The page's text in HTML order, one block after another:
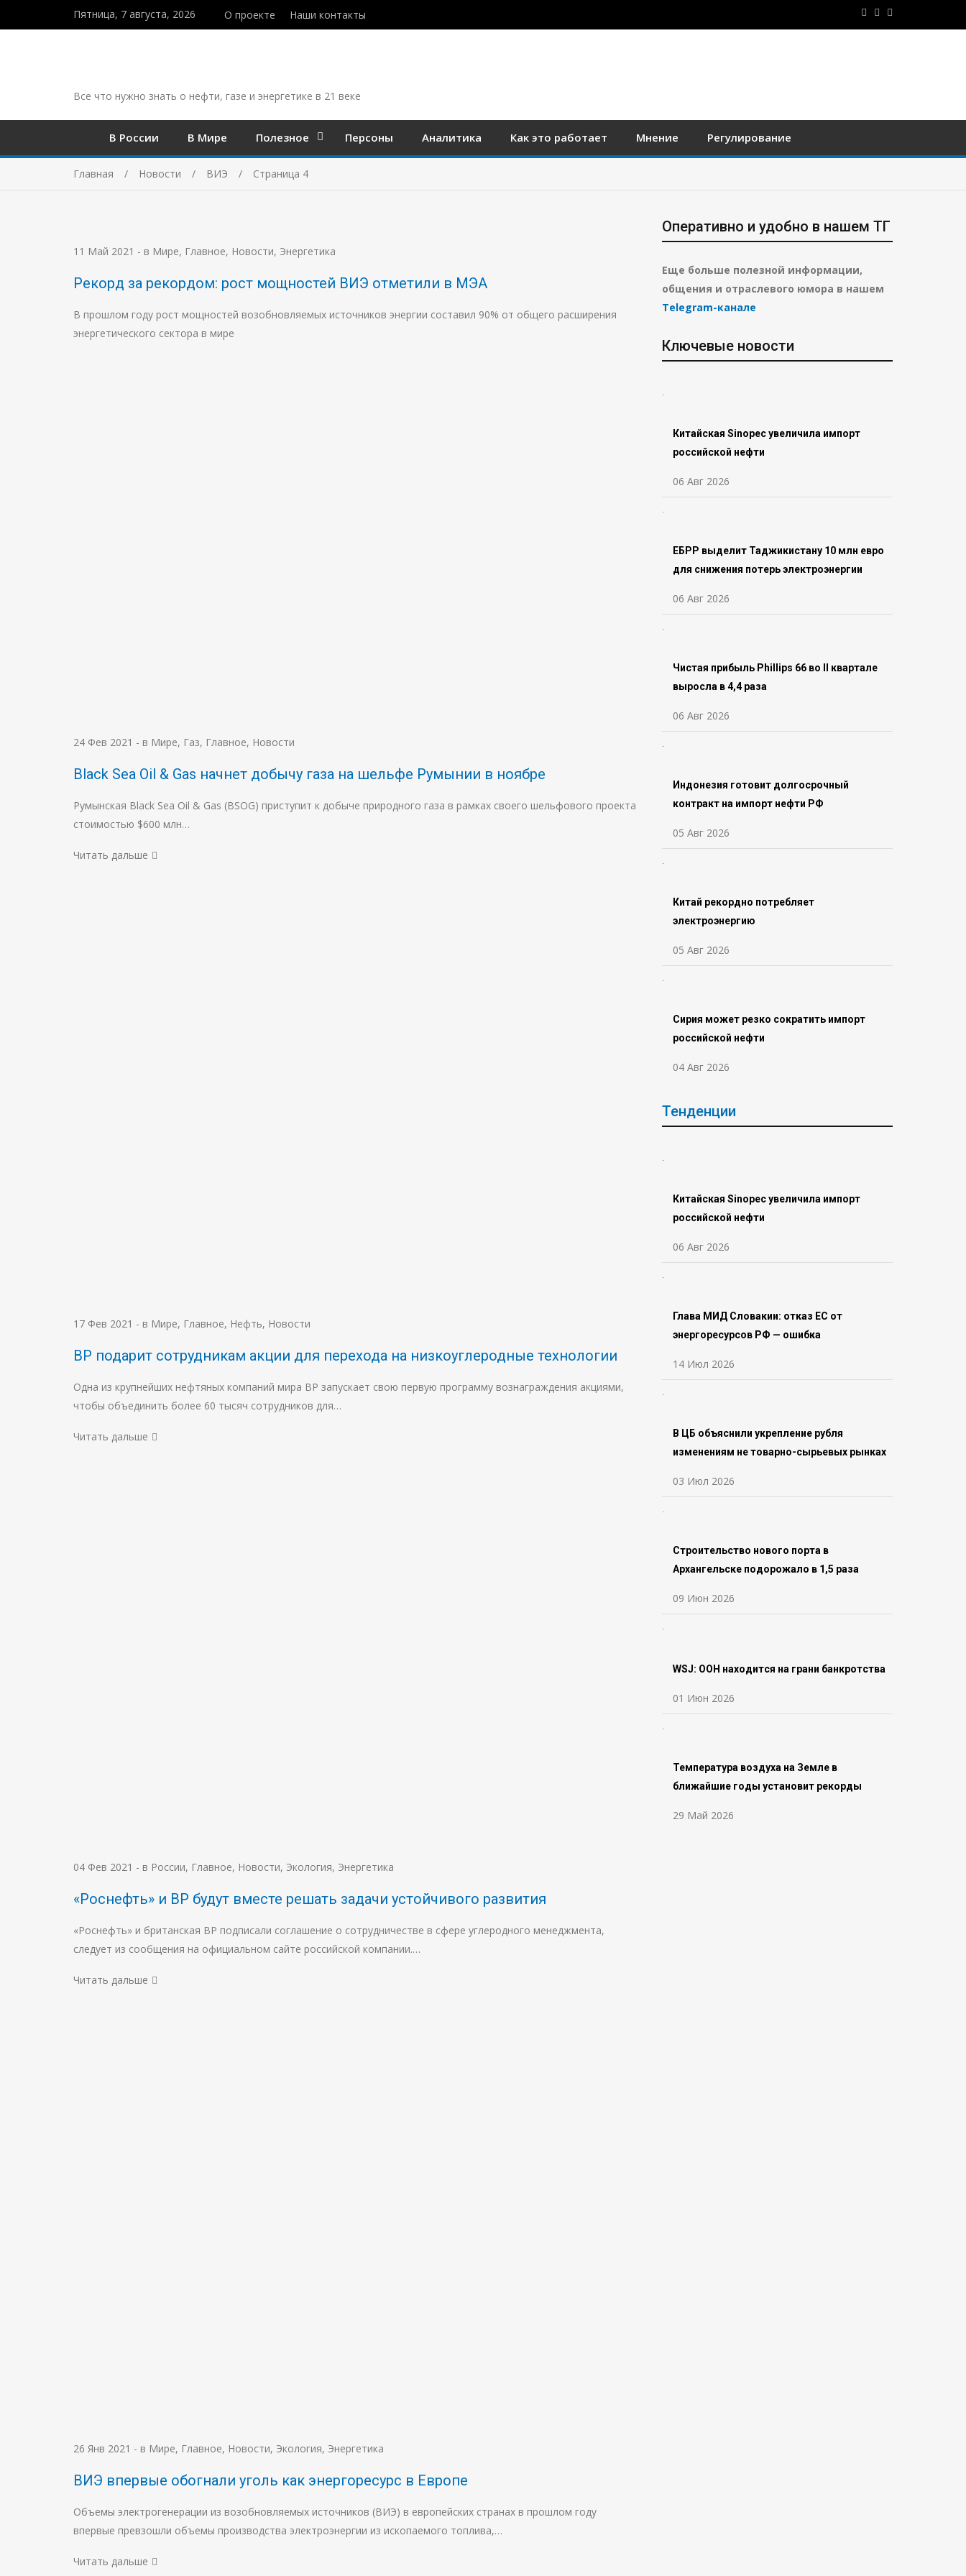
Пятница, 7 августа, 2026 О проекте Наши контакты
Все что нужно знать о нефти, газе и энергетике в 21 веке
В России В Мире Полезное Персоны Аналитика Как это работает Мнение Регулирование
Главная Новости ВИЭ Страница 4
11 Май 2021 - в Мире, Главное, Новости, Энергетика
Рекорд за рекордом: рост мощностей ВИЭ отметили в МЭА
В прошлом году рост мощностей возобновляемых источников энергии составил 90% от общего расширения
энергетического сектора в мире
24 Фев 2021 - в Мире, Газ, Главное, Новости
Black Sea Oil & Gas начнет добычу газа на шельфе Румынии в ноябре
Румынская Black Sea Oil & Gas (BSOG) приступит к добыче природного газа в рамках своего шельфового проекта
стоимостью $600 млн…
Читать дальше
17 Фев 2021 - в Мире, Главное, Нефть, Новости
ВР подарит сотрудникам акции для перехода на низкоуглеродные технологии
Одна из крупнейших нефтяных компаний мира BP запускает свою первую программу вознаграждения акциями,
чтобы объединить более 60 тысяч сотрудников для…
Читать дальше
04 Фев 2021 - в России, Главное, Новости, Экология, Энергетика
«Роснефть» и BP будут вместе решать задачи устойчивого развития
«Роснефть» и британская BP подписали соглашение о сотрудничестве в сфере углеродного менеджмента,
следует из сообщения на официальном сайте российской компании.…
Читать дальше
26 Янв 2021 - в Мире, Главное, Новости, Экология, Энергетика
ВИЭ впервые обогнали уголь как энергоресурс в Европе
Объемы электрогенерации из возобновляемых источников (ВИЭ) в европейских странах в прошлом году
впервые превзошли объемы производства электроэнергии из ископаемого топлива,…
Читать дальше
Оперативно и удобно в нашем ТГ
Еще больше полезной информации,
общения и отраслевого юмора в нашем
Telegram-канале
Ключевые новости
Китайская Sinopec увеличила импорт
российской нефти
06 Авг 2026
ЕБРР выделит Таджикистану 10 млн евро
для снижения потерь электроэнергии
06 Авг 2026
Чистая прибыль Phillips 66 во ll квартале
выросла в 4,4 раза
06 Авг 2026
Индонезия готовит долгосрочный
контракт на импорт нефти РФ
05 Авг 2026
Китай рекордно потребляет
электроэнергию
05 Авг 2026
Сирия может резко сократить импорт
российской нефти
04 Авг 2026
Тенденции
Китайская Sinopec увеличила импорт
российской нефти
06 Авг 2026
Глава МИД Словакии: отказ ЕС от
энергоресурсов РФ — ошибка
14 Июл 2026
В ЦБ объяснили укрепление рубля
изменениям не товарно-сырьевых рынках
03 Июл 2026
Строительство нового порта в
Архангельске подорожало в 1,5 раза
09 Июн 2026
WSJ: ООН находится на грани банкротства
01 Июн 2026
Температура воздуха на Земле в
ближайшие годы установит рекорды
29 Май 2026